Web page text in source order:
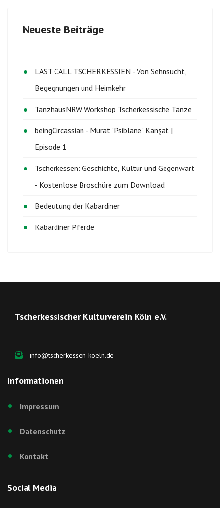
Neueste Beiträge
LAST CALL TSCHERKESSIEN - Von Sehnsucht,
Begegnungen und Heimkehr
TanzhausNRW Workshop Tscherkessische Tänze
beingCircassian - Murat "Psiblane" Kanşat |
Episode 1
Tscherkessen: Geschichte, Kultur und Gegenwart
- Kostenlose Broschüre zum Download
Bedeutung der Kabardiner
Kabardiner Pferde
Tscherkessischer Kulturverein Köln e.V.
info@tscherkessen-koeln.de
Informationen
Impressum
Datenschutz
Kontakt
Social Media